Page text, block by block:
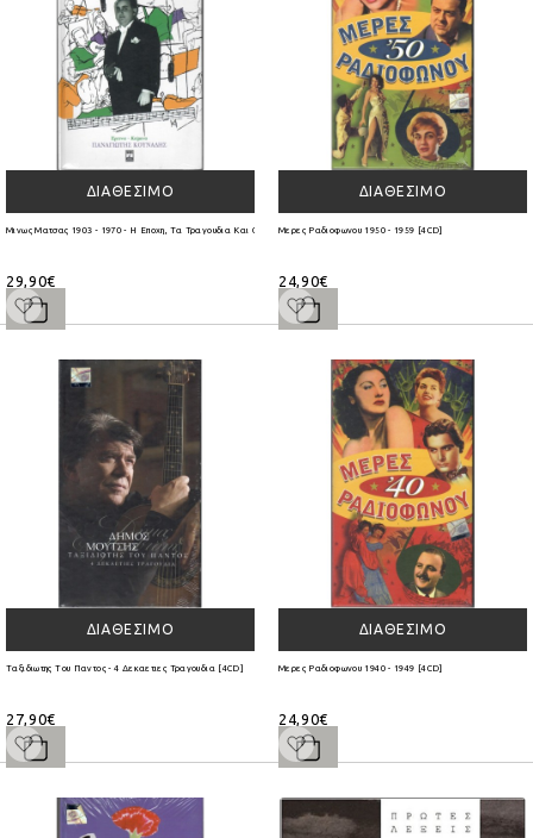
ΔΙΑΘΈΣΙΜΟ
Μινως Ματσας 1903 - 1970 - Η Εποχη, Τα Τραγουδια Και Ο Ρολος Του Στην Ελληνικη Δισκογραφια [3CD]
29,90€
ΔΙΑΘΈΣΙΜΟ
Μερες Ραδιοφωνου 1950 - 1959 [4CD]
24,90€
ΔΙΑΘΈΣΙΜΟ
Ταξιδιωτης Του Παντος - 4 Δεκαετιες Τραγουδια [4CD]
27,90€
ΔΙΑΘΈΣΙΜΟ
Μερες Ραδιοφωνου 1940 - 1949 [4CD]
24,90€